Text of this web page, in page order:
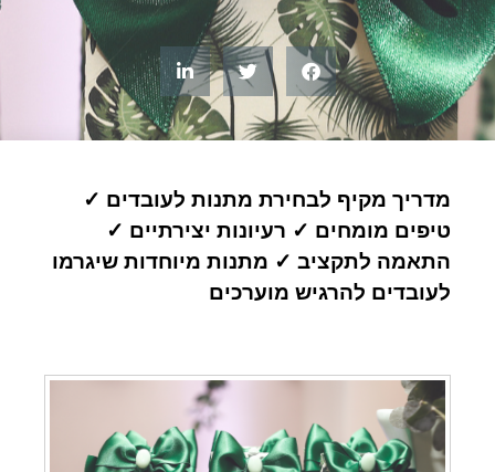
מדריך מקיף לבחירת מתנות לעובדים ✓
טיפים מומחים ✓ רעיונות יצירתיים ✓
התאמה לתקציב ✓ מתנות מיוחדות שיגרמו
לעובדים להרגיש מוערכים